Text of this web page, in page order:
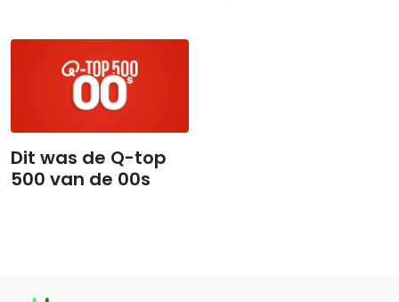
Dit was de Q-top
500 van de 00s